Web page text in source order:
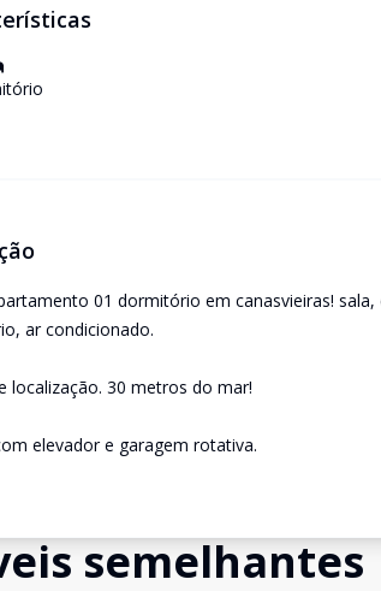
01 dormitório em canasvieiras!
ar condicionado.
localização. 30 metros do mar!
elevador e garagem rotativa.
semelhantes